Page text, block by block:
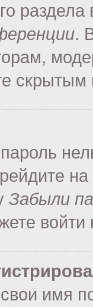
.
скрытым
Забыли
имя